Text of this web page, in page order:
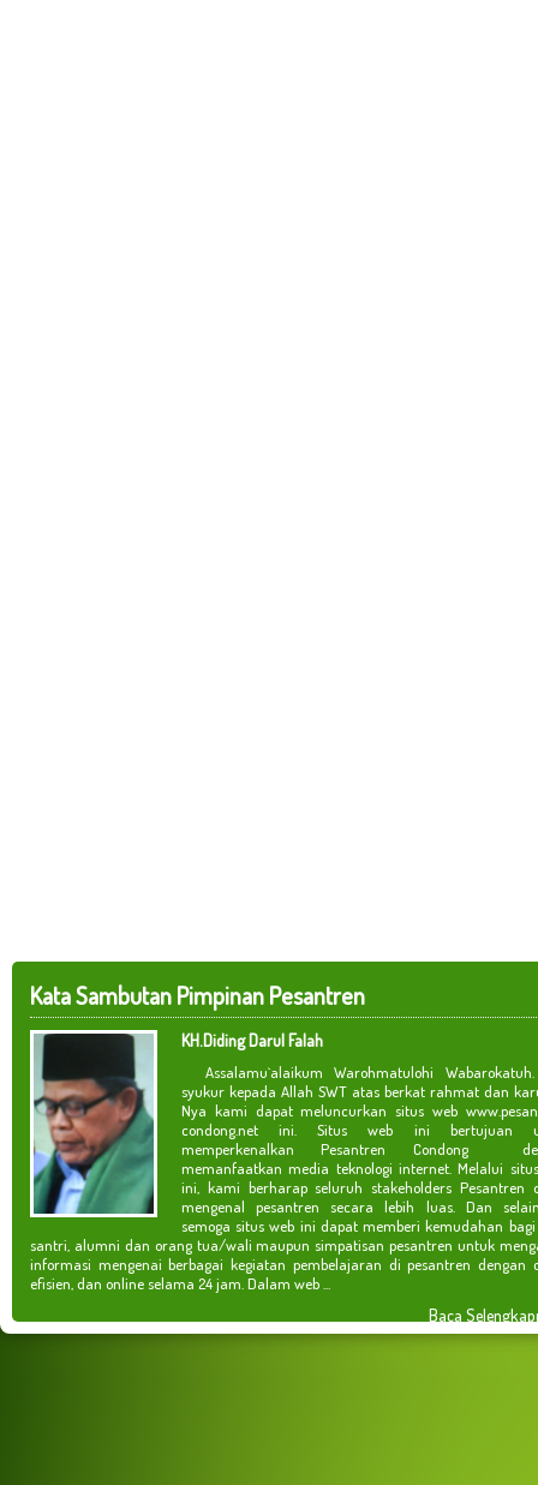
Kata Sambutan Pimpinan Pesantren
KH.Diding Darul Falah
Assalamu`alaikum Warohmatulohi
syukur kepada Allah SWT atas berkat rahmat dan
Nya kami dapat meluncurkan situs web
condong.net ini. Situs web ini bertujuan
memperkenalkan Pesantren Condong
memanfaatkan media teknologi internet. Melalui
ini, kami berharap seluruh stakeholders Pesantren
mengenal pesantren secara lebih luas. Dan
semoga situs web ini dapat memberi kemudahan
santri, alumni dan orang tua/wali maupun simpatisan pesantren untuk
informasi mengenai berbagai kegiatan pembelajaran di pesantren dengan
efisien, dan online selama 24 jam. Dalam web ...
Baca